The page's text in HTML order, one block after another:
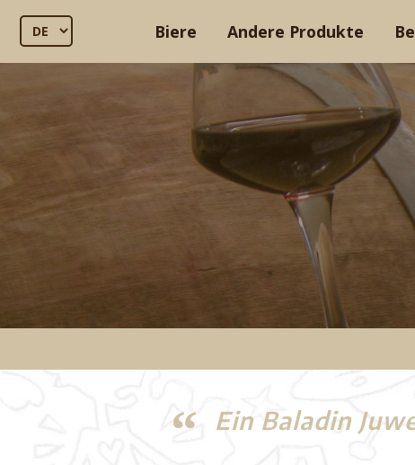
Biere Andere Produkte
Ein Baladin